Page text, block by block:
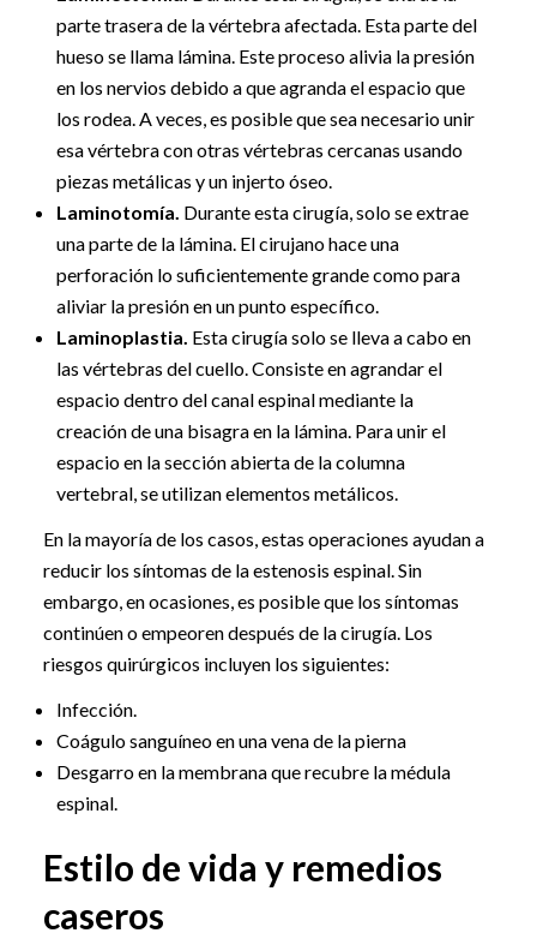
parte trasera de la vértebra afectada. Esta parte del
hueso se llama lámina. Este proceso alivia la presión
en los nervios debido a que agranda el espacio que
los rodea. A veces, es posible que sea necesario unir
esa vértebra con otras vértebras cercanas usando
piezas metálicas y un injerto óseo.
Laminotomía. Durante esta cirugía, solo se extrae
una parte de la lámina. El cirujano hace una
perforación lo suficientemente grande como para
aliviar la presión en un punto específico.
Laminoplastia. Esta cirugía solo se lleva a cabo en
las vértebras del cuello. Consiste en agrandar el
espacio dentro del canal espinal mediante la
creación de una bisagra en la lámina. Para unir el
espacio en la sección abierta de la columna
vertebral, se utilizan elementos metálicos.
En la mayoría de los casos, estas operaciones ayudan a
reducir los síntomas de la estenosis espinal. Sin
embargo, en ocasiones, es posible que los síntomas
continúen o empeoren después de la cirugía. Los
riesgos quirúrgicos incluyen los siguientes:
Infección.
Coágulo sanguíneo en una vena de la pierna
Desgarro en la membrana que recubre la médula
espinal.
Estilo de vida y remedios
caseros